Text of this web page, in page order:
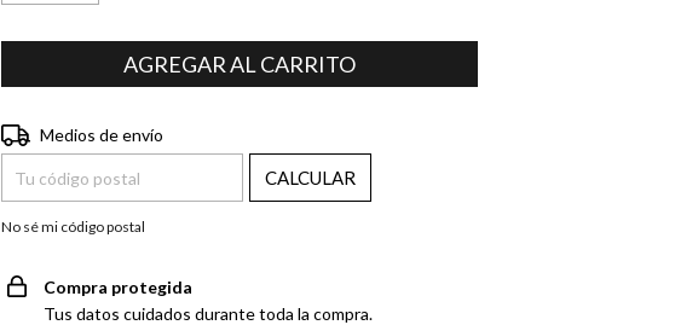
Entregas para el CP:
Medios de envío
CALCULAR
No sé mi código postal
Compra protegida
Tus datos cuidados durante toda la compra.